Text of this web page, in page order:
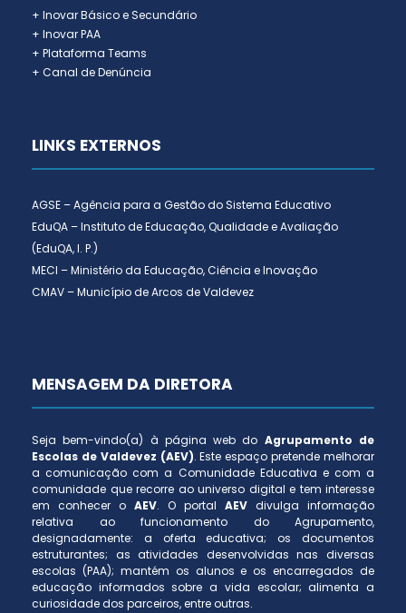
+ Inovar Básico e Secundário
+ Inovar PAA
+ Plataforma Teams
+ Canal de Denúncia
LINKS EXTERNOS
AGSE – Agência para a Gestão do Sistema Educativo
EduQA – Instituto de Educação, Qualidade e Avaliação
(EduQA, I. P.)
MECI – Ministério da Educação, Ciência e Inovação
CMAV – Município de Arcos de Valdevez
MENSAGEM DA DIRETORA
Seja bem-vindo(a) à página web do Agrupamento de
Escolas de Valdevez (AEV). Este espaço pretende melhorar
a comunicação com a Comunidade Educativa e com a
comunidade que recorre ao universo digital e tem interesse
em conhecer o AEV. O portal AEV divulga informação
relativa ao funcionamento do Agrupamento,
designadamente: a oferta educativa; os documentos
estruturantes; as atividades desenvolvidas nas diversas
escolas (PAA); mantém os alunos e os encarregados de
educação informados sobre a vida escolar; alimenta a
curiosidade dos parceiros, entre outras.